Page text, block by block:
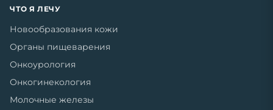
ЧТО Я ЛЕЧУ
Новообразования кожи
Органы пищеварения
Онкоурология
Онкогинекология
Молочные железы